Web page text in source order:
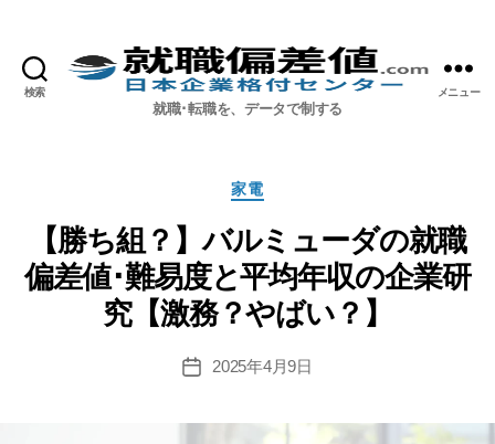
検索 就職偏差値.com【公式】
就職･転職を、データで制する
メニュー
カ
ゴ
リ
ー
家電
【勝ち組？】バルミューダの就職
偏差値･難易度と平均年収の企業研
究【激務？やばい？】
投
2025年4月9日